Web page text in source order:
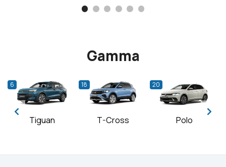
Gamma
6
Tiguan
18
T-Cross
20
Polo